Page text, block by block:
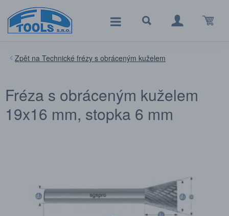
Technické frézy s obráceným kuželem
Fréza s obráceným kuželem
19x16 mm, stopka 6 mm